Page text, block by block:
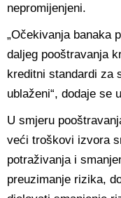
nepromijenjeni.
„Očekivanja banaka
daljeg pooštravanja
kreditni standardi za
ublaženi“, dodaje se
U smjeru
veći troškovi izvora
potraživanja i
preuzimanje rizika,